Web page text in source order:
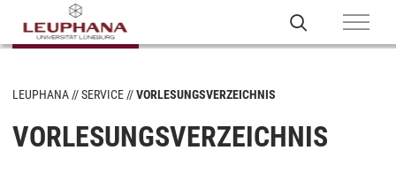
LEUPHANA SERVICE VORLESUNGSVERZEICHNIS
VORLESUNGSVERZEICHNIS